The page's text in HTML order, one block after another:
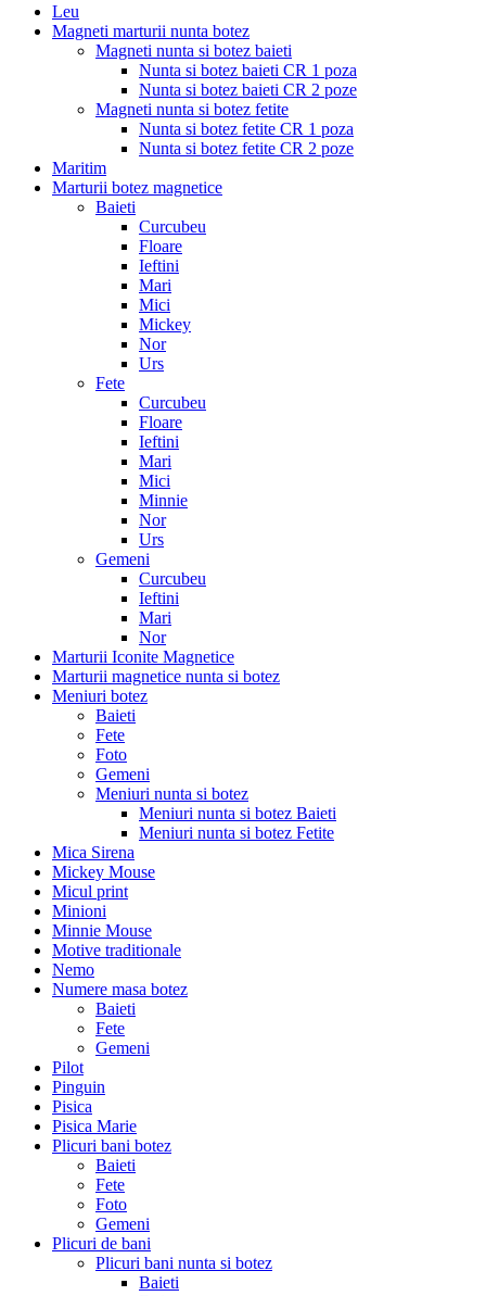
Leu
Magneti marturii nunta botez
Magneti nunta si botez baieti
Nunta si botez baieti CR 1 poza
Nunta si botez baieti CR 2 poze
Magneti nunta si botez fetite
Nunta si botez fetite CR 1 poza
Nunta si botez fetite CR 2 poze
Maritim
Marturii botez magnetice
Baieti
Curcubeu
Floare
Ieftini
Mari
Mici
Mickey
Nor
Urs
Fete
Curcubeu
Floare
Ieftini
Mari
Mici
Minnie
Nor
Urs
Gemeni
Curcubeu
Ieftini
Mari
Nor
Marturii Iconite Magnetice
Marturii magnetice nunta si botez
Meniuri botez
Baieti
Fete
Foto
Gemeni
Meniuri nunta si botez
Meniuri nunta si botez Baieti
Meniuri nunta si botez Fetite
Mica Sirena
Mickey Mouse
Micul print
Minioni
Minnie Mouse
Motive traditionale
Nemo
Numere masa botez
Baieti
Fete
Gemeni
Pilot
Pinguin
Pisica
Pisica Marie
Plicuri bani botez
Baieti
Fete
Foto
Gemeni
Plicuri de bani
Plicuri bani nunta si botez
Baieti